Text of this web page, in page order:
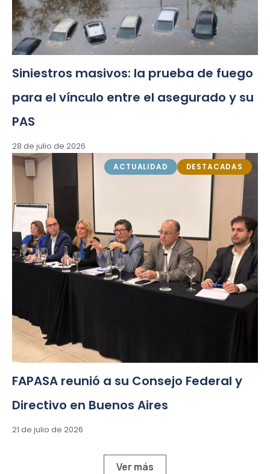
Siniestros masivos: la prueba de fuego
para el vínculo entre el asegurado y su
PAS
28 de julio de 2026
ACTUALIDAD DESTACADAS
FAPASA reunió a su Consejo Federal y
Directivo en Buenos Aires
21 de julio de 2026
Ver más